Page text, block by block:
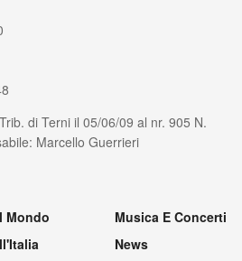
di Terni il 05/06/09 al nr. 905 N.
Marcello Guerrieri
Mondo
Musica E Concerti
News